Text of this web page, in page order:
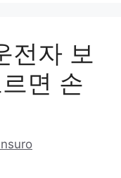
전자 보
면 손